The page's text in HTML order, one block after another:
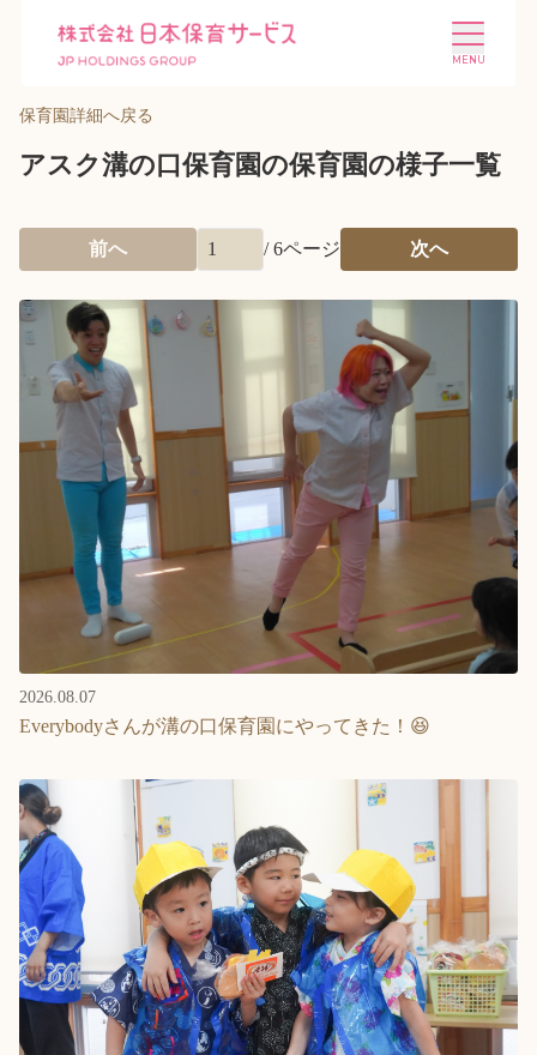
施設を探す 選ばれる理由
会社概要 ニュース
投資家情報 採用情報
Language
ホーム
利用者の声
プライバシーポリシー
保育園詳細へ戻る
アスク溝の口保育園の保育園の様子一覧
前へ /6ページ 次へ
2026.08.07
Everybodyさんが溝の口保育園にやってきた！😆